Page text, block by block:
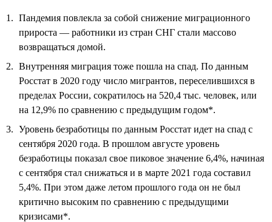
Пандемия повлекла за собой снижение миграционного
прироста — работники из стран СНГ стали массово
возвращаться домой.
Внутренняя миграция тоже пошла на спад. По данным
Росстат в 2020 году число мигрантов, переселившихся в
пределах России, сократилось на 520,4 тыс. человек, или
на 12,9% по сравнению с предыдущим годом*.
Уровень безработицы по данным Росстат идет на спад с
сентября 2020 года. В прошлом августе уровень
безработицы показал свое пиковое значение 6,4%, начиная
с сентября стал снижаться и в марте 2021 года составил
5,4%. При этом даже летом прошлого года он не был
критично высоким по сравнению с предыдущими
кризисами*.